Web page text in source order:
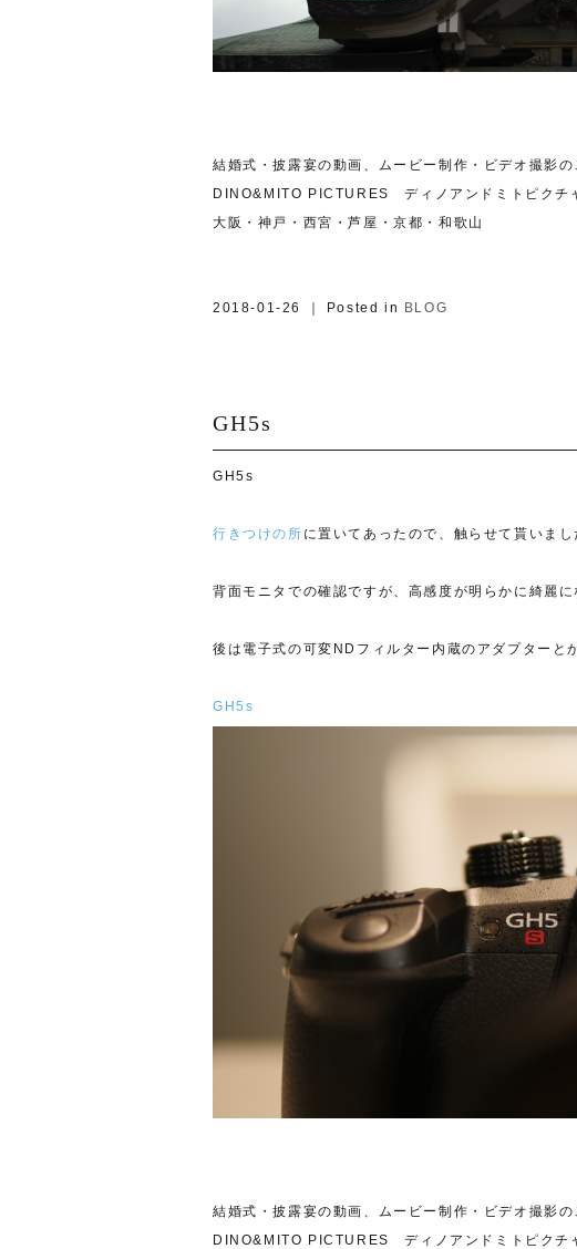
結婚式・披露宴の動画、ムービー制作・ビデオ撮影の
DINO&MITO PICTURES ディノアンドミトピクチ
大阪・神戸・西宮・芦屋・京都・和歌山
2018-01-26 ｜ Posted in BLOG
GH5s
GH5s
行きつけの所 に置いてあったので、触らせて貰いまし
背面モニタでの確認ですが、高感度が明らかに綺麗に
後は電子式の可変NDフィルター内蔵のアダプターと
GH5s
結婚式・披露宴の動画、ムービー制作・ビデオ撮影の
DINO&MITO PICTURES ディノアンドミトピクチ